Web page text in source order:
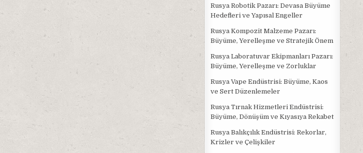
Rusya Robotik Pazarı: Devasa Büyüme
Hedefleri ve Yapısal Engeller
Rusya Kompozit Malzeme Pazarı:
Büyüme, Yerelleşme ve Stratejik Önem
Rusya Laboratuvar Ekipmanları Pazarı:
Büyüme, Yerelleşme ve Zorluklar
Rusya Vape Endüstrisi: Büyüme, Kaos
ve Sert Düzenlemeler
Rusya Tırnak Hizmetleri Endüstrisi:
Büyüme, Dönüşüm ve Kıyasıya Rekabet
Rusya Balıkçılık Endüstrisi: Rekorlar,
Krizler ve Çelişkiler